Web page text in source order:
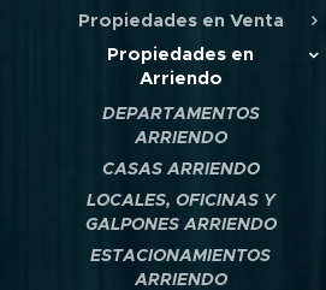
Propiedades en Venta
Propiedades en
Arriendo
DEPARTAMENTOS
ARRIENDO
CASAS ARRIENDO
LOCALES, OFICINAS Y
GALPONES ARRIENDO
ESTACIONAMIENTOS
ARRIENDO